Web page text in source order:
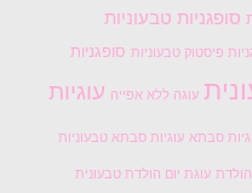
סופגניות טבעוניות
פיסטוק טבעוניות סופגניות
עוגה ללא אפייה עוגיות
סבתא עוגיות סבתא טבעוניות
הולדת עוגת יום הולדת טבעונית